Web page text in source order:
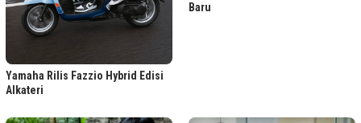
Yamaha Rilis Fazzio Hybrid Edisi
Alkateri
Baru